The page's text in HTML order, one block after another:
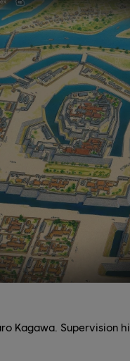
Kagawa. Supervision